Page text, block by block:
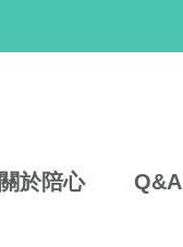
關於陪心 Q&A